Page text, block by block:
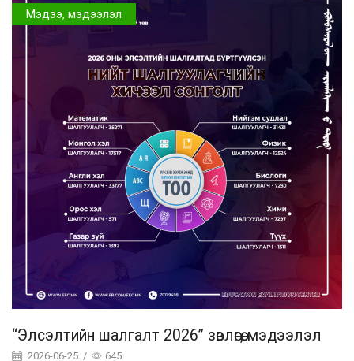
Мэдээ, мэдээлэл
“Элсэлтийн шалгалт 2026” зөвлөгөө, мэдээлэл
2026-06-25 / 645